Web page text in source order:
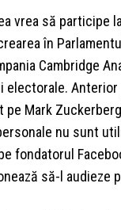
vrea să participe
în
Cambridge
Mark
nu sunt
fondatorul
să-l audieze